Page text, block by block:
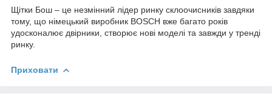
Щітки Бош – це незмінний лідер ринку склоочисників завдяки
тому, що німецький виробник BOSCH вже багато років
удосконалює двірники, створює нові моделі та завжди у тренді
ринку.
Приховати